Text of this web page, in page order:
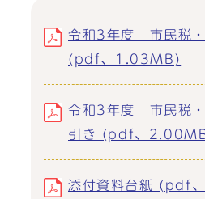
令和3年度 市民税・
(pdf、1.03MB)
令和3年度 市民税・
引き (pdf、
添付資料台紙 (pdf